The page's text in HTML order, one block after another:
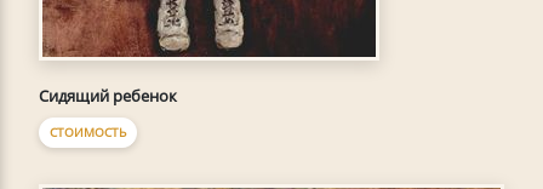
Сидящий ребенок
СТОИМОСТЬ